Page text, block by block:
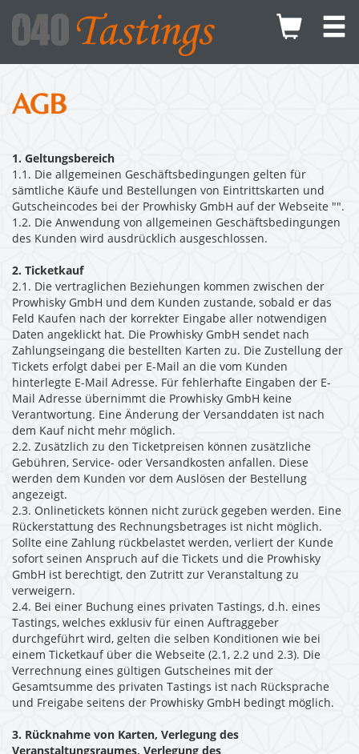
AGB
1. Geltungsbereich
1.1. Die allgemeinen Geschäftsbedingungen gelten für
sämtliche Käufe und Bestellungen von Eintrittskarten und
Gutscheincodes bei der Prowhisky GmbH auf der Webseite "".
1.2. Die Anwendung von allgemeinen Geschäftsbedingungen
des Kunden wird ausdrücklich ausgeschlossen.
2. Ticketkauf
2.1. Die vertraglichen Beziehungen kommen zwischen der
Prowhisky GmbH und dem Kunden zustande, sobald er das
Feld Kaufen nach der korrekter Eingabe aller notwendigen
Daten angeklickt hat. Die Prowhisky GmbH sendet nach
Zahlungseingang die bestellten Karten zu. Die Zustellung der
Tickets erfolgt dabei per E-Mail an die vom Kunden
hinterlegte E-Mail Adresse. Für fehlerhafte Eingaben der E-
Mail Adresse übernimmt die Prowhisky GmbH keine
Verantwortung. Eine Änderung der Versanddaten ist nach
dem Kauf nicht mehr möglich.
2.2. Zusätzlich zu den Ticketpreisen können zusätzliche
Gebühren, Service- oder Versandkosten anfallen. Diese
werden dem Kunden vor dem Auslösen der Bestellung
angezeigt.
2.3. Onlinetickets können nicht zurück gegeben werden. Eine
Rückerstattung des Rechnungsbetrages ist nicht möglich.
Sollte eine Zahlung rückbelastet werden, verliert der Kunde
sofort seinen Anspruch auf die Tickets und die Prowhisky
GmbH ist berechtigt, den Zutritt zur Veranstaltung zu
verweigern.
2.4. Bei einer Buchung eines privaten Tastings, d.h. eines
Tastings, welches exklusiv für einen Auftraggeber
durchgeführt wird, gelten die selben Konditionen wie bei
einem Ticketkauf über die Webseite (2.1, 2.2 und 2.3). Die
Verrechnung eines gültigen Gutscheines mit der
Gesamtsumme des privaten Tastings ist nach Rücksprache
und Freigabe seitens der Prowhisky GmbH bedingt möglich.
3. Rücknahme von Karten, Verlegung des
Veranstaltungsraumes, Verlegung des